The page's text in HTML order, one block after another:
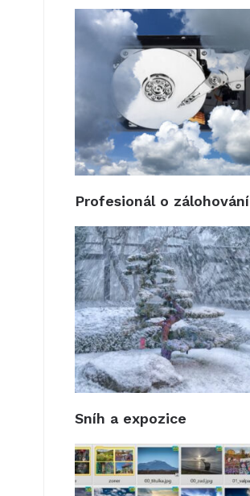
Profesionál o zálohování
Sníh a expozice